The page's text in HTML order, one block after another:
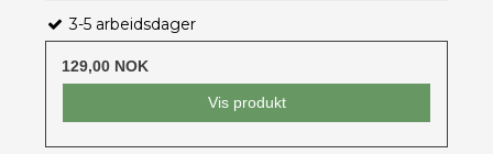
3-5 arbeidsdager
129,00 NOK
Vis produkt